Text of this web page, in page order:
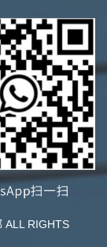
ALL RIGHTS